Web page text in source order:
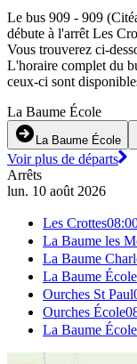
Le bus 909 - 909
débute à l'arrêt Les
Vous trouverez ci-
L'horaire complet du
ceux-ci sont
La Baume École
La Baume École
Voir plus de départs
Arrêts
lun. 10 août 2026
Les Crottes
La Baume les
La Baume
La Baume École
Ourches St Paul
Ourches École
La Baume École